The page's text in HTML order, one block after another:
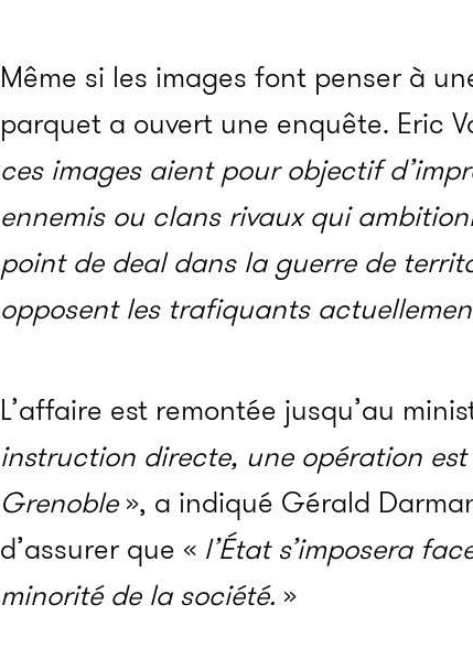
Même si les images font penser à
parquet a ouvert une enquête. Eric
ces images aient pour objectif
ennemis ou clans rivaux qui
point de deal dans la guerre de
opposent les trafiquants
L’affaire est remontée jusqu’au
instruction directe, une opération
Grenoble», a indiqué Gérald
d’assurer que « l’État s’imposera
minorité de la société. »